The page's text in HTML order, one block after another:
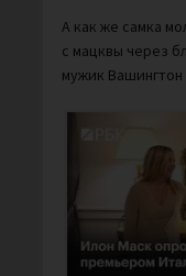
А как же самка
с мацквы через
мужик